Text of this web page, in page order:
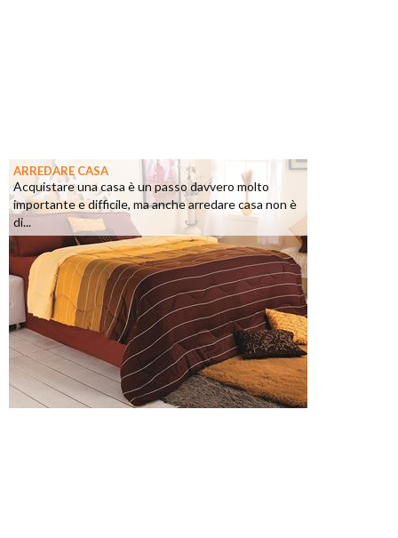
ARREDARE CASA
Acquistare una casa è un passo davvero molto
importante e difficile, ma anche arredare casa non è
di...